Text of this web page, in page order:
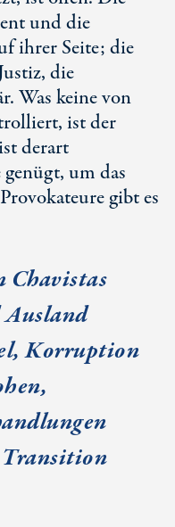
und die
ihrer Seite; die
die
Was keine von
ist der
derart
um das
gibt es
Chavistas
Ausland
Korruption